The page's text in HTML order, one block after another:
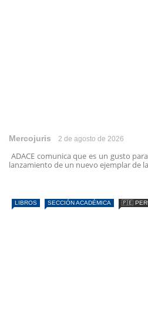
Mercojuris 2 de agosto de 2026
ADACE comunica que es un gusto
lanzamiento de un nuevo ejemplar de
LIBROS SECCIÓN ACADÉMICA 🇵🇪